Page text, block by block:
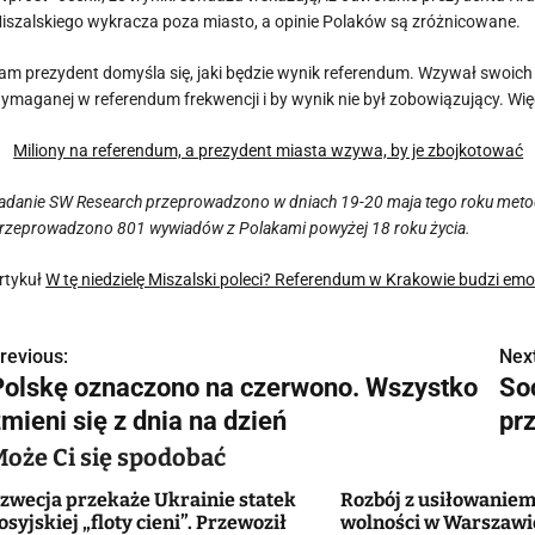
wykracza poza miasto, a opinie Polaków są zróżnicowane.
prezydent domyśla się, jaki będzie wynik referendum. Wzywał
w referendum frekwencji i by wynik nie był zobowiązujący.
Miliony na referendum, a prezydent miasta wzywa, by je zbojkotować
SW Research przeprowadzono w dniach 19-20 maja tego roku
801 wywiadów z Polakami powyżej 18 roku życia.
W tę niedzielę Miszalski poleci? Referendum w Krakowie budzi
oznaczono na czerwono. Wszystko
się z dnia na dzień
Ci się spodobać
przekaże Ukrainie statek
„floty cieni”. Przewoził
Rozbój z
wolności w